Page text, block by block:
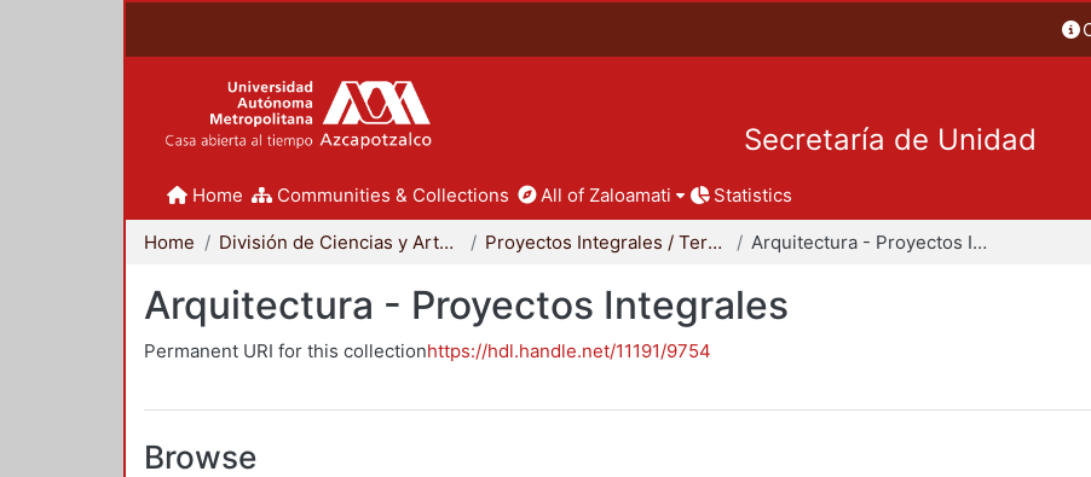
Secretaría de Unidad
Home Communities & Collections All of Zaloamati Statistics
Home División de Ciencias y Artes para el Diseño Proyectos Integrales / Terminales - Licenciatura Arquitectura - Proyectos Integrales
Arquitectura - Proyectos Integrales
Permanent URI for this collectionhttps://hdl.handle.net/11191/9754
Browse